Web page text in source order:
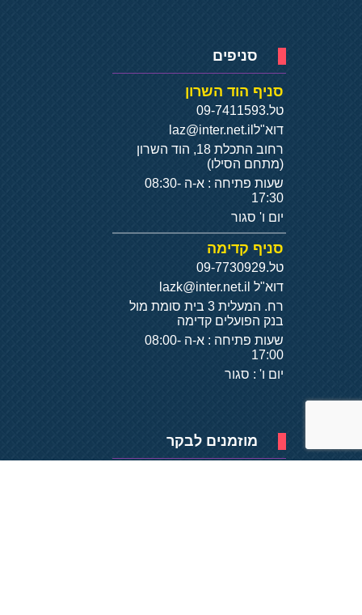
סניפים
סניף הוד השרון
טל.09-7411593
דוא"ל laz@inter.net.il
רחוב התכלת 18, הוד השרון
(מתחם הסילו)
שעות פתיחה : א-ה 08:30-
17:30
יום ו' סגור
סניף קדימה
טל.09-7730929
דוא"ל
רח. המעלית 3 בית סומת מול
בנק הפועלים קדימה
שעות פתיחה : א-ה 08:00-
17:00
יום ו' : סגור
מוזמנים לבקר